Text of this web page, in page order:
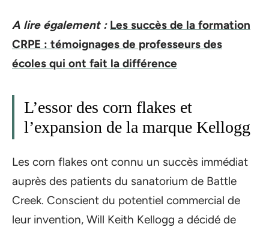
A lire également : Les succès de la formation
CRPE : témoignages de professeurs des
écoles qui ont fait la différence
L’essor des corn flakes et
l’expansion de la marque Kellogg
Les corn flakes ont connu un succès immédiat
auprès des patients du sanatorium de Battle
Creek. Conscient du potentiel commercial de
leur invention, Will Keith Kellogg a décidé de